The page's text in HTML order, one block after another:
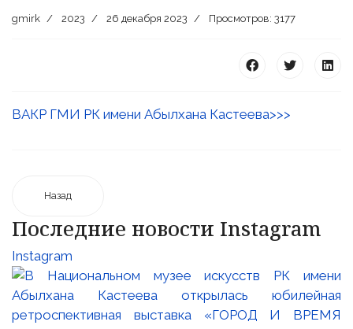
gmirk 2023 26 декабря 2023 Просмотров: 3177
ВАКР ГМИ РК имени Абылхана Кастеева>>>
Назад
Последние новости Instagram
Instagram
23 97